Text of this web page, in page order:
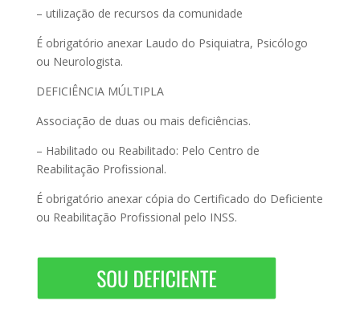
– utilização de recursos da comunidade
É obrigatório anexar Laudo do Psiquiatra, Psicólogo
ou Neurologista.
DEFICIÊNCIA MÚLTIPLA
Associação de duas ou mais deficiências.
– Habilitado ou Reabilitado: Pelo Centro de
Reabilitação Profissional.
É obrigatório anexar cópia do Certificado do Deficiente
ou Reabilitação Profissional pelo INSS.